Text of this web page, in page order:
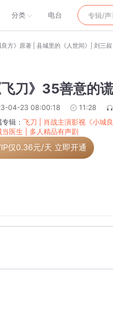
分类 电台
飞刀》35善意的
04-23 08:00:18 11:28
辑： 飞刀 | 肖战主演影视《小城
当医生 | 多人精品有声剧
仅0.36元/天 立即开通